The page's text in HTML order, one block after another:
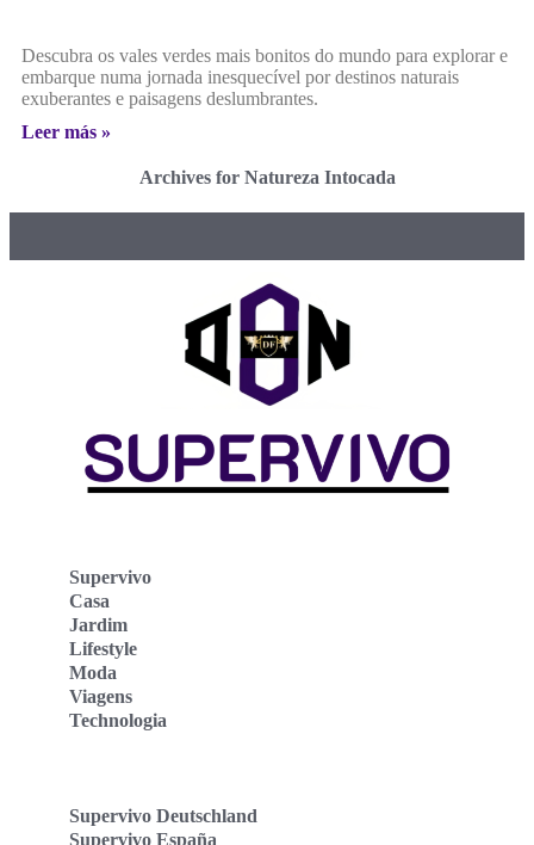
Descubra os vales verdes mais bonitos do mundo para explorar e
embarque numa jornada inesquecível por destinos naturais
exuberantes e paisagens deslumbrantes.
Leer más »
Archives for Natureza Intocada
Supervivo
Casa
Jardim
Lifestyle
Moda
Viagens
Technologia
Supervivo Deutschland
Supervivo España